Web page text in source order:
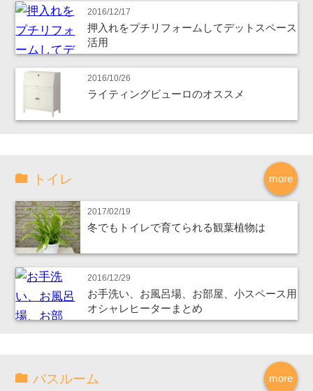
2016/12/17
押入れをプチリフォームしてデットスペース
活用
2016/10/26
ライティングビューロのオススメ
more
トイレ
2017/02/19
冬でもトイレで育てられる観葉植物は
2016/12/29
お手洗い、お風呂場、お部屋、小スペース用
オシャレヒーターまとめ
more
バスルーム